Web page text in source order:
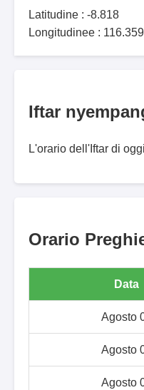
Latitudine : -8.818
Longitudinee : 116.359
Iftar
L'orario dell'Iftar di
Orario
Data
Agosto
Agosto
Agosto